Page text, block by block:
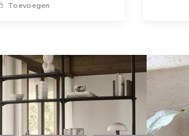
Toevoegen